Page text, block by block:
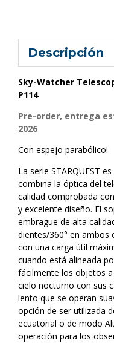
Descripción
Sky-Watcher
P114
Pre-order, entrega
2026
Con espejo parabólico!
La serie STARQUEST
combina la óptica del
calidad comprobada
y excelente diseño. El
embrague de alta
dientes/360° en ambos
con una carga útil
cuando está alineada
fácilmente los objetos
cielo nocturno con sus
lento que se operan
opción de ser utilizada
ecuatorial o de modo
operación para los